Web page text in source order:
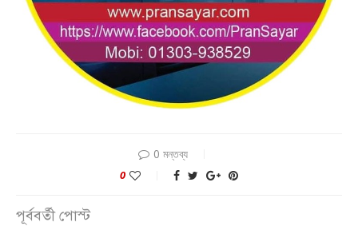
0 মন্তব্য
0
পূর্ববর্তী পোস্ট